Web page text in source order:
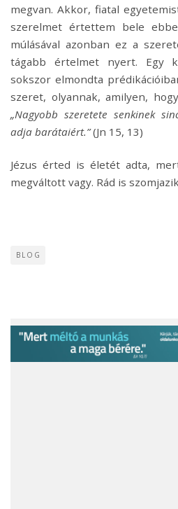
megvan. Akkor, fiatal
szerelmet értettem bele
múlásával azonban ez a
tágabb értelmet nyert. Egy
sokszor elmondta
szeret, olyannak, amilyen,
„Nagyobb szeretete senkinek
adja barátaiért.”(Jn 15, 13)
Jézus érted is életét adta,
megváltott vagy. Rád is
BLOG